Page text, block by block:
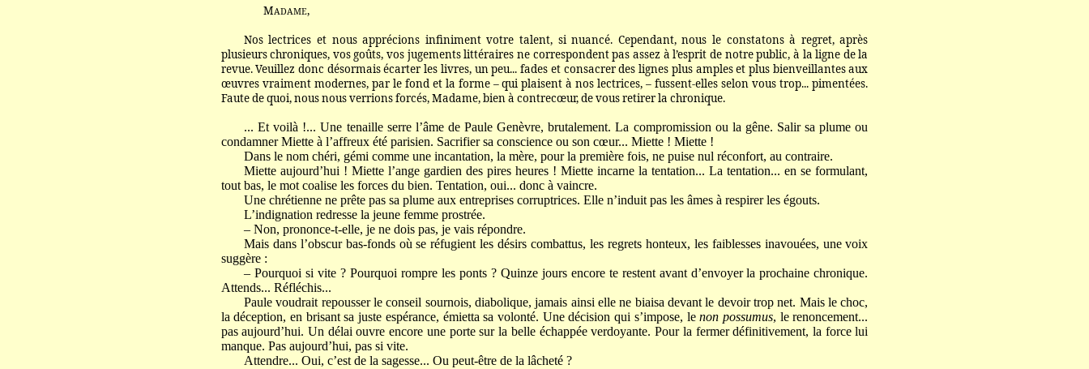
MADAME,
Nos lectrices et nous apprécions infiniment votre talent, si nuancé. Cependant, nous le constatons à regret, après
plusieurs chroniques, vos goûts, vos jugements littéraires ne correspondent pas assez à l’esprit de notre public, à la ligne de la
revue. Veuillez donc désormais écarter les livres, un peu... fades et consacrer des lignes plus amples et plus bienveillantes aux
œuvres vraiment modernes, par le fond et la forme – qui plaisent à nos lectrices, – fussent-elles selon vous trop... pimentées.
Faute de quoi, nous nous verrions forcés, Madame, bien à contrecœur, de vous retirer la chronique.
... Et voilà !... Une tenaille serre l’âme de Paule Genèvre, brutalement. La compromission ou la gêne. Salir sa plume ou
condamner Miette à l’affreux été parisien. Sacrifier sa conscience ou son cœur... Miette ! Miette !
Dans le nom chéri, gémi comme une incantation, la mère, pour la première fois, ne puise nul réconfort, au contraire.
Miette aujourd’hui ! Miette l’ange gardien des pires heures ! Miette incarne la tentation... La tentation... en se formulant,
tout bas, le mot coalise les forces du bien. Tentation, oui... donc à vaincre.
Une chrétienne ne prête pas sa plume aux entreprises corruptrices. Elle n’induit pas les âmes à respirer les égouts.
L’indignation redresse la jeune femme prostrée.
– Non, prononce-t-elle, je ne dois pas, je vais répondre.
Mais dans l’obscur bas-fonds où se réfugient les désirs combattus, les regrets honteux, les faiblesses inavouées, une voix
suggère :
– Pourquoi si vite ? Pourquoi rompre les ponts ? Quinze jours encore te restent avant d’envoyer la prochaine chronique.
Attends... Réfléchis...
Paule voudrait repousser le conseil sournois, diabolique, jamais ainsi elle ne biaisa devant le devoir trop net. Mais le choc,
la déception, en brisant sa juste espérance, émietta sa volonté. Une décision qui s’impose, lenon possumus, le renoncement...
pas aujourd’hui. Un délai ouvre encore une porte sur la belle échappée verdoyante. Pour la fermer définitivement, la force lui
manque. Pas aujourd’hui, pas si vite.
Attendre... Oui, c’est de la sagesse... Ou peut-être de la lâcheté ?